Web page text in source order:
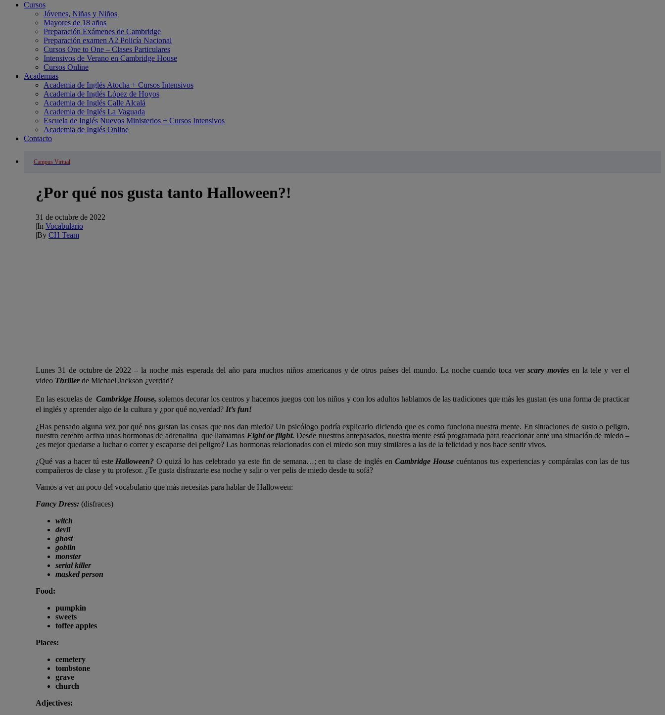
Cursos
Jóvenes, Niñas y Niños
Mayores de 18 años
Preparación Exámenes de Cambridge
Preparación examen A2 Policía Nacional
Cursos One to One – Clases Particulares
Intensivos de Verano en Cambridge House
Cursos Online
Academias
Academia de Inglés Atocha + Cursos Intensivos
Academia de Inglés López de Hoyos
Academia de Inglés Calle Alcalá
Academia de Inglés La Vaguada
Escuela de Inglés Nuevos Ministerios + Cursos Intensivos
Academia de Inglés Online
Contacto
Campus Virtual
¿Por qué nos gusta tanto Halloween?!
31 de octubre de 2022
|In Vocabulario
|By CH Team
Lunes 31 de octubre de 2022 – la noche más esperada del año para muchos niños americanos y de otros países del mundo. La noche cuando toca ver scary moviesen la tele y ver el
video Thrillerde Michael Jackson ¿verdad?
En las escuelas deCambridge House,solemos decorar los centros y hacemos juegos con los niños y con los adultos hablamos de las tradiciones que más les gustan (es una forma de practicar
el inglés y aprender algo de la cultura y ¿por qué no,verdad? It’s fun!
¿Has pensado alguna vez por qué nos gustan las cosas que nos dan miedo? Un psicólogo podría explicarlo diciendo que es como funciona nuestra mente. En situaciones de susto o peligro,
nuestro cerebro activa unas hormonas de adrenalina que llamamos Fight or flight.Desde nuestros antepasados, nuestra mente está programada para reaccionar ante una situación de miedo –
¿es mejor quedarse a luchar o correr y escaparse del peligro? Las hormonas relacionadas con el miedo son muy similares a las de la felicidad y nos hace sentir vivos.
¿Qué vas a hacer tú esteHalloween? O quizá lo has celebrado ya este fin de semana…; en tu clase de inglés en Cambridge House cuéntanos tus experiencias y compáralas con las de tus
compañeros de clase y tu profesor. ¿Te gusta disfrazarte esa noche y salir o ver pelis de miedo desde tu sofá?
Vamos a ver un poco del vocabulario que más necesitas para hablar de Halloween:
Fancy Dress: (disfraces)
witch
devil
ghost
goblin
monster
serial killer
masked person
Food:
pumpkin
sweets
toffee apples
Places:
cemetery
tombstone
grave
church
Adjectives: